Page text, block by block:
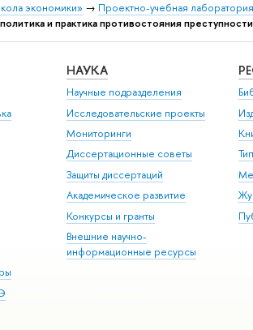
экономики» → Проектно-учебная
и практика противостояния
НАУКА
Научные подразделения
Исследовательские проекты
Мониторинги
Диссертационные советы
Защиты диссертаций
Академическое развитие
Конкурсы и гранты
Внешние научно-
информационные ресурсы